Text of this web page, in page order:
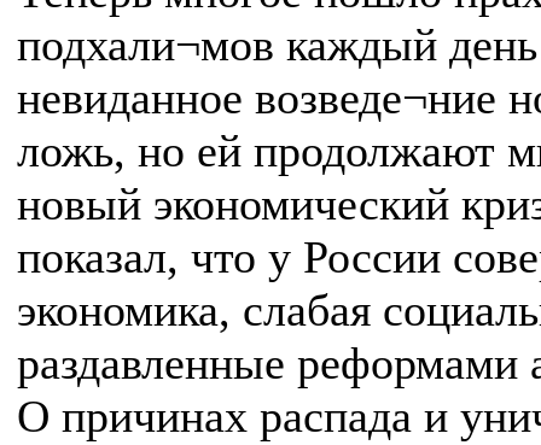
подхали¬мов каждый
невиданное возведе¬ние
ложь, но ей продолжают
новый экономический
показал, что у России
экономика, слабая
раздавленные реформами
О причинах распада и